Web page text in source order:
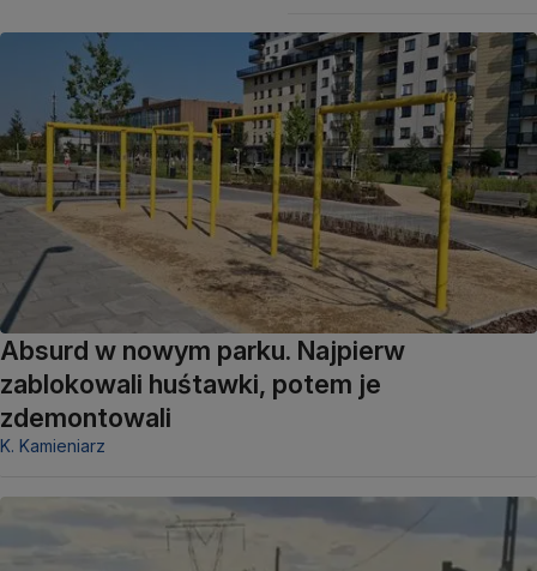
Absurd w nowym parku. Najpierw
zablokowali huśtawki, potem je
zdemontowali
K. Kamieniarz